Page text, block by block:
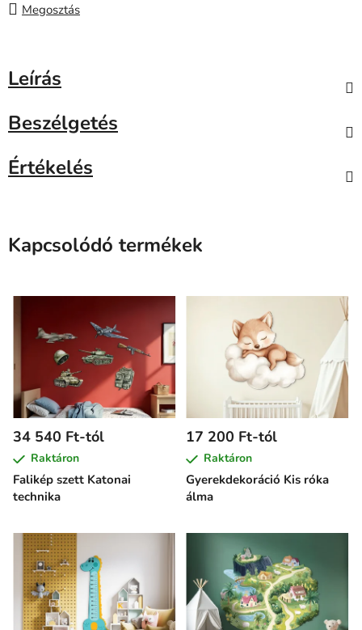
Megosztás
Leírás
Beszélgetés
Értékelés
Kapcsolódó termékek
Falikép szett Katonai
technika
34 540 Ft-tól
Raktáron
Gyerekdekoráció Kis róka
álma
17 200 Ft-tól
Raktáron